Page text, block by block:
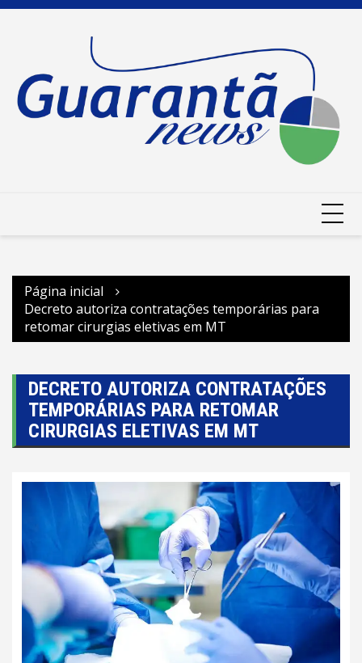
Ir
Página inicial
Decreto autoriza contratações temporárias para
retomar cirurgias eletivas em MT
DECRETO AUTORIZA CONTRATAÇÕES
TEMPORÁRIAS PARA RETOMAR
CIRURGIAS ELETIVAS EM MT